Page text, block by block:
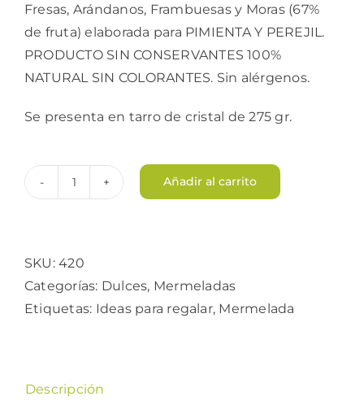
Fresas, Arándanos, Frambuesas y Moras (67%
de fruta) elaborada para PIMIENTA Y PEREJIL.
PRODUCTO SIN CONSERVANTES 100%
NATURAL SIN COLORANTES. Sin alérgenos.
Se presenta en tarro de cristal de 275 gr.
Mermelada
Rojos
cantidad
Añadir al carrito
SKU:420
Categorías: Dulces, Mermeladas
Etiquetas: Ideas para regalar, Mermelada
Descripción